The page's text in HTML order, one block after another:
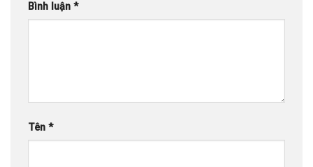
Bình luận *
Tên *